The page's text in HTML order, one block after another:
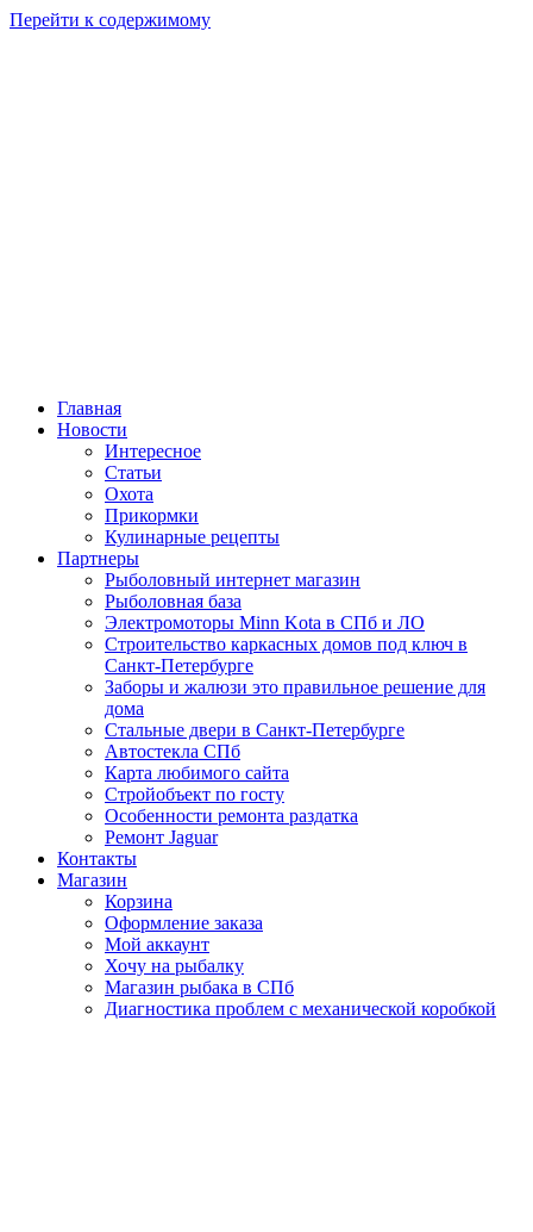
Перейти к содержимому
Главная
Новости
Интересное
Статьи
Охота
Прикормки
Кулинарные рецепты
Партнеры
Рыболовный интернет магазин
Рыболовная база
Электромоторы Minn Kota в СПб и ЛО
Строительство каркасных домов под ключ в
Санкт-Петербурге
Заборы и жалюзи это правильное решение для
дома
Стальные двери в Санкт-Петербурге
Автостекла СПб
Карта любимого сайта
Стройобъект по госту
Особенности ремонта раздатка
Ремонт Jaguar
Контакты
Магазин
Корзина
Оформление заказа
Мой аккаунт
Хочу на рыбалку
Магазин рыбака в СПб
Диагностика проблем с механической коробкой